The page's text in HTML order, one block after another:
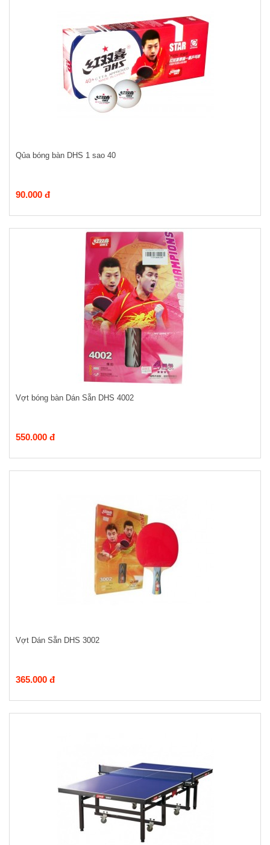
Qủa bóng bàn DHS 1 sao 40
90.000 đ
Vợt bóng bàn Dán Sẵn DHS 4002
550.000 đ
Vợt Dán Sẵn DHS 3002
365.000 đ